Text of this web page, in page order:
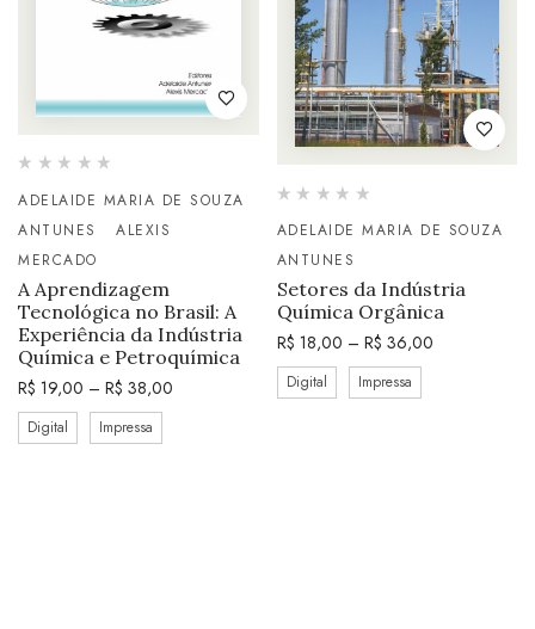
ADELAIDE MARIA DE SOUZA
ANTUNES
ALEXIS
MERCADO
A Aprendizagem
Tecnológica no Brasil: A
Experiência da Indústria
Química e Petroquímica
R$ 19,00 – R$ 38,00
Digital Impressa
ADELAIDE MARIA DE SOUZA
ANTUNES
Setores da Indústria
Química Orgânica
R$ 18,00 – R$ 36,00
Digital Impressa